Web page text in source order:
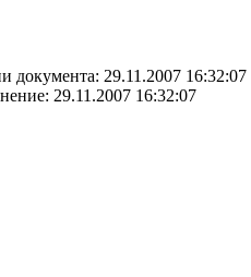
документа: 29.11.2007 16:32:07
29.11.2007 16:32:07